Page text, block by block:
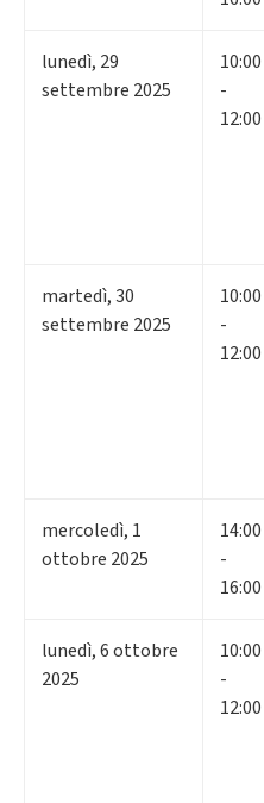
lunedì, 29
settembre 2025
10:00
-
12:00
martedì,30
settembre 2025
10:00
-
12:00
mercoledì, 1
ottobre 2025
14:00
-
16:00
lunedì,6ottobre
2025
10:00
-
12:00